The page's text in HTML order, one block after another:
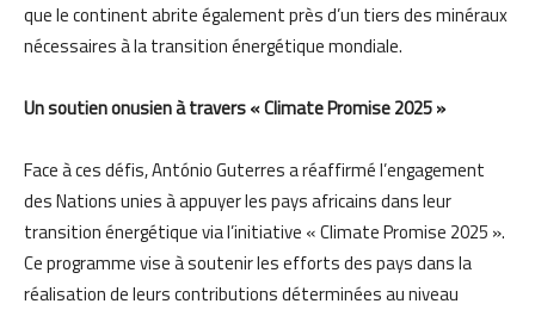
que le continent abrite également près d’un tiers des minéraux
nécessaires à la transition énergétique mondiale.
Un soutien onusien à travers « Climate Promise 2025 »
Face à ces défis, António Guterres a réaffirmé l’engagement
des Nations unies à appuyer les pays africains dans leur
transition énergétique via l’initiative « Climate Promise 2025 ».
Ce programme vise à soutenir les efforts des pays dans la
réalisation de leurs contributions déterminées au niveau